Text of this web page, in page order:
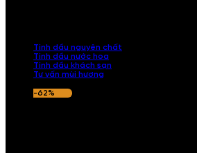
Tinh dầu nguyên chất
Tinh dầu nước hoa
Tinh dầu khách sạn
Tư vấn mùi hương
-62%